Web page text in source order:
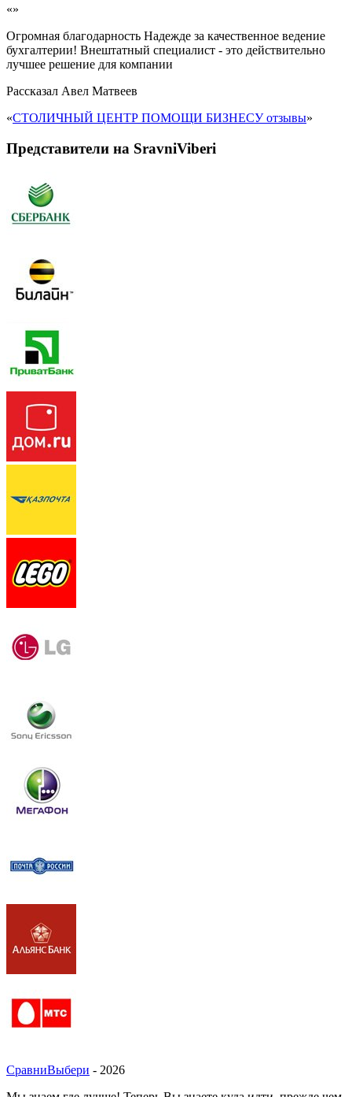
«»
Огромная благодарность Надежде за качественное ведение
бухгалтерии! Внештатный специалист - это действительно
лучшее решение для компании
Рассказал Авел Матвеев
«СТОЛИЧНЫЙ ЦЕНТР ПОМОЩИ БИЗНЕСУ отзывы»
Представители на SravniViberi
СравниВыбери - 2026